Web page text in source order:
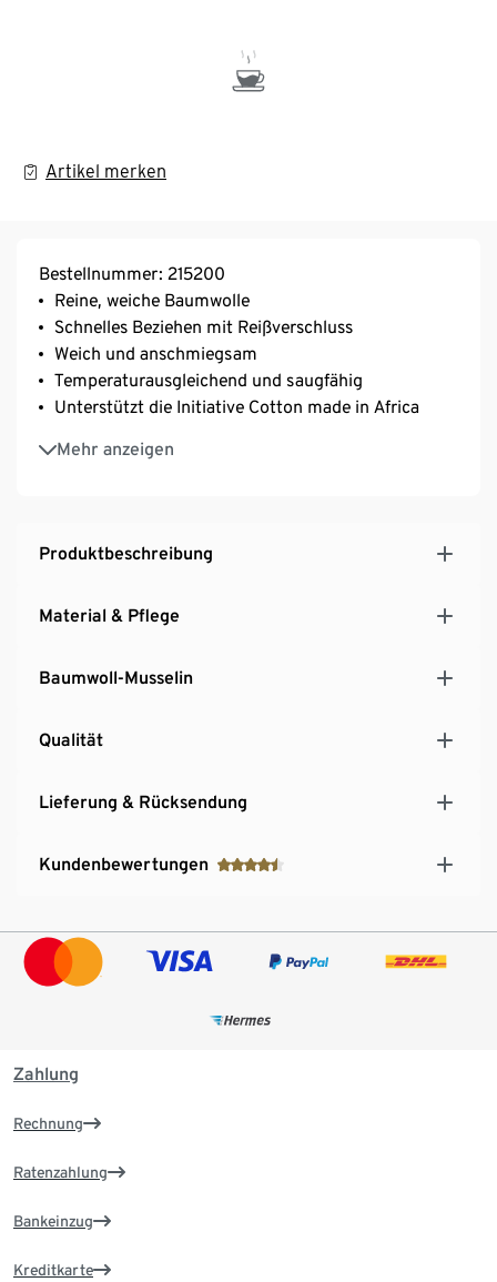
Artikel merken
Bestellnummer: 215200
Reine, weiche Baumwolle
Schnelles Beziehen mit Reißverschluss
Weich und anschmiegsam
Temperaturausgleichend und saugfähig
Unterstützt die Initiative Cotton made in Africa
Mehr anzeigen
Diese Bettwäsche unterstützt die Farmer*innen.
Produktbeschreibung
Material & Pflege
Baumwoll-Musselin
Qualität
Lieferung & Rücksendung
Kundenbewertungen
Zahlung
Rechnung
Ratenzahlung
Bankeinzug
Kreditkarte